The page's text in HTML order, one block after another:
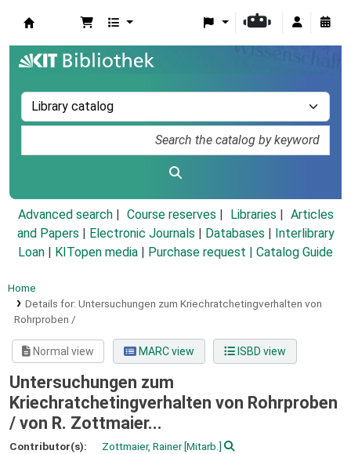
Advanced search Course reserves Libraries
Articles
and Papers
Electronic Journals Databases
Interlibrary
Loan
KITopen media Purchase request | Catalog Guide
Home
Details for: Untersuchungen zum Kriechratchetingverhalten von
Rohrproben /
Normal view MARC view ISBD view
Untersuchungen zum
Kriechratchetingverhalten von Rohrproben
/ von R. Zottmaier...
Contributor(s): Zottmaier, Rainer[Mitarb.]